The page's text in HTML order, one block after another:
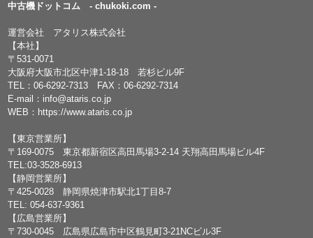
中古機ドットコム - chukoki.com -
運営会社 アタリス株式会社
【本社】
〒531-0071
大阪府大阪市北区中津1-18-18 若杉ビル9F
TEL：06-6292-7313 FAX：06-6292-7314
E-mail： info@ataris.co.jp
WEB： https://www.ataris.co.jp
【東京営業所】
〒169-0075 東京都新宿区高田馬場3-2-14 天翔高田馬場ビル4F
TEL:03-3528-6913
【静岡営業所】
〒425-0028 静岡県焼津市駅北1丁目8-7
TEL: 054-637-9361
【広島営業所】
〒730-0045 広島県広島市中区鶴見町3-21NCビル3F